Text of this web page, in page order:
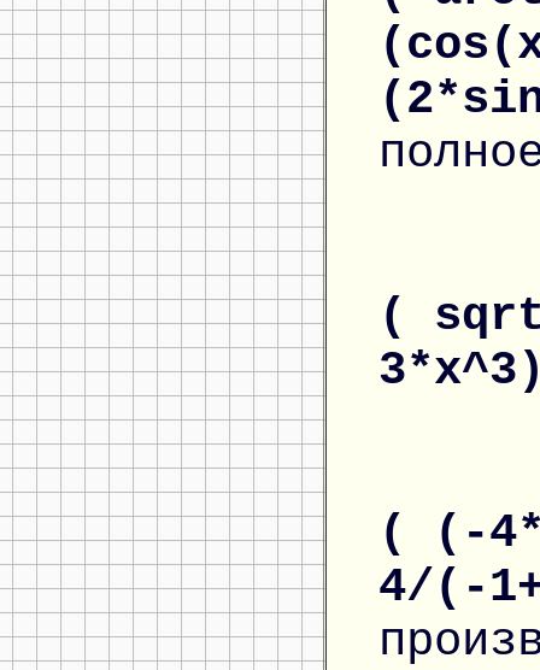
(
( (-
4/(-